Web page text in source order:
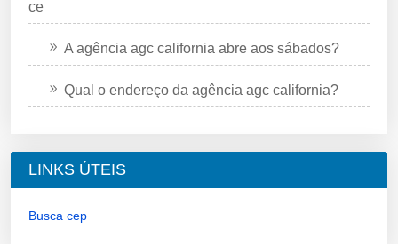
ce
A agência agc california abre aos sábados?
Qual o endereço da agência agc california?
LINKS ÚTEIS
Busca cep